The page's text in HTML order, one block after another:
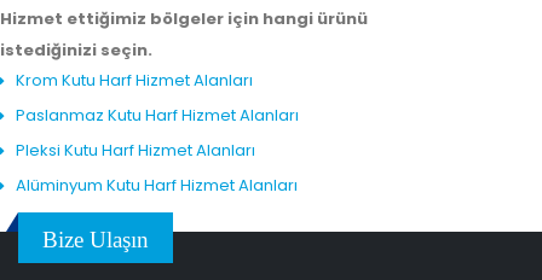
Hizmet ettiğimiz bölgeler için hangi ürünü
istediğinizi seçin.
Krom Kutu Harf Hizmet Alanları
Paslanmaz Kutu Harf Hizmet Alanları
Pleksi Kutu Harf Hizmet Alanları
Alüminyum Kutu Harf Hizmet Alanları
Bize Ulaşın